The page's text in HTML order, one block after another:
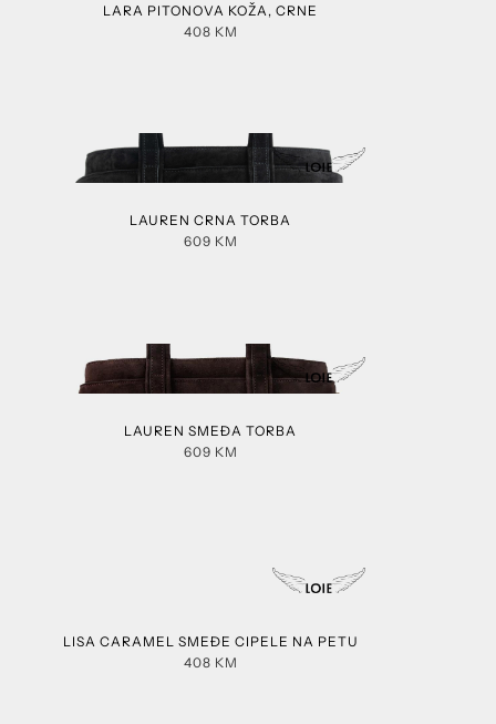
LARA PITONOVA KOŽA, CRNE
408 KM
LAUREN CRNA TORBA
609 KM
LAUREN SMEĐA TORBA
609 KM
LISA CARAMEL SMEĐE CIPELE NA PETU
408 KM